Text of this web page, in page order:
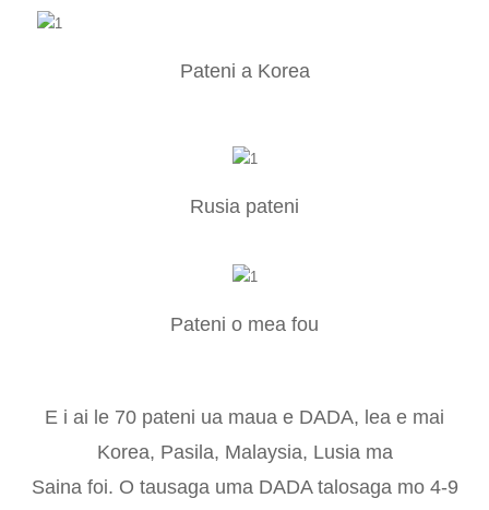
Pateni a Korea
Rusia pateni
Pateni o mea fou
E i ai le 70 pateni ua maua e DADA, lea e mai
Korea, Pasila, Malaysia, Lusia ma
Saina foi. O tausaga uma DADA talosaga mo 4-9